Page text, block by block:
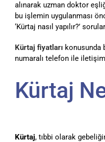
alınarak uzman doktor
bu işlemin uygulanması
‘Kürtaj nasıl yapılır?’
Kürtaj fiyatları konusunda
numaralı telefon ile
Kürtaj
Kürtaj, tıbbi olarak